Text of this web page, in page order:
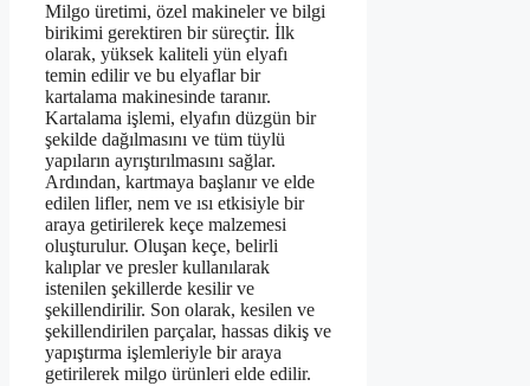
Milgo üretimi, özel makineler ve bilgi
birikimi gerektiren bir süreçtir. İlk
olarak, yüksek kaliteli yün elyafı
temin edilir ve bu elyaflar bir
kartalama makinesinde taranır.
Kartalama işlemi, elyafın düzgün bir
şekilde dağılmasını ve tüm tüylü
yapıların ayrıştırılmasını sağlar.
Ardından, kartmaya başlanır ve elde
edilen lifler, nem ve ısı etkisiyle bir
araya getirilerek keçe malzemesi
oluşturulur. Oluşan keçe, belirli
kalıplar ve presler kullanılarak
istenilen şekillerde kesilir ve
şekillendirilir. Son olarak, kesilen ve
şekillendirilen parçalar, hassas dikiş ve
yapıştırma işlemleriyle bir araya
getirilerek milgo ürünleri elde edilir.